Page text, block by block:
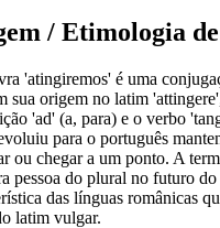
/ Etimologia de
'atingiremos' é uma
sua origem no latim
'ad' (a, para) e o verbo
para o português
ou chegar a um ponto. A
pessoa do plural no futuro do
das línguas românicas
latim vulgar.